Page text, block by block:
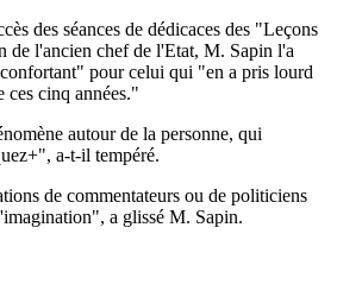
des séances de dédicaces des "Leçons
l'ancien chef de l'Etat, M. Sapin l'a
pour celui qui "en a pris lourd
ces cinq années."
autour de la personne, qui
a-t-il tempéré.
de commentateurs ou de politiciens
a glissé M. Sapin.